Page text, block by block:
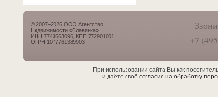
© 2007–2026 ООО Агентство
Недвижимости «Славянка»
ИНН 7743663096, КПП 772901001
ОГРН 1077761389903
+7
При использовании сайта Вы как
и даёте своё согласие на обработку